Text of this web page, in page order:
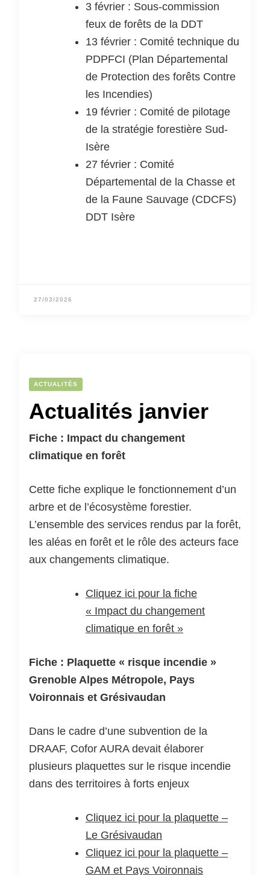
3 février : Sous-commission
feux de forêts de la DDT
13 février : Comité technique du
PDPFCI (Plan Départemental
de Protection des forêts Contre
les Incendies)
19 février : Comité de pilotage
de la stratégie forestière Sud-
Isère
27 février : Comité
Départemental de la Chasse et
de la Faune Sauvage (CDCFS)
DDT Isère
27/03/2026
ACTUALITÉS
Actualités janvier
Fiche : Impact du changement
climatique en forêt
Cette fiche explique le fonctionnement d’un
arbre et de l’écosystème forestier.
L’ensemble des services rendus par la forêt,
les aléas en forêt et le rôle des acteurs face
aux changements climatique.
Cliquez ici pour la fiche
« Impact du changement
climatique en forêt »
Fiche : Plaquette « risque incendie »
Grenoble Alpes Métropole, Pays
Voironnais et Grésivaudan
Dans le cadre d’une subvention de la
DRAAF, Cofor AURA devait élaborer
plusieurs plaquettes sur le risque incendie
dans des territoires à forts enjeux
Cliquez ici pour la plaquette –
Le Grésivaudan
Cliquez ici pour la plaquette –
GAM et Pays Voironnais